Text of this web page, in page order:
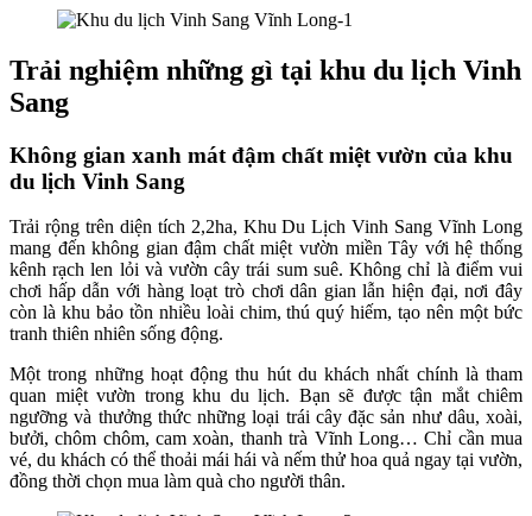
Trải nghiệm những gì tại khu du lịch Vinh
Sang
Không gian xanh mát đậm chất miệt vườn của khu
du lịch Vinh Sang
Trải rộng trên diện tích 2,2ha, Khu Du Lịch Vinh Sang Vĩnh Long
mang đến không gian đậm chất miệt vườn miền Tây với hệ thống
kênh rạch len lỏi và vườn cây trái sum suê. Không chỉ là điểm vui
chơi hấp dẫn với hàng loạt trò chơi dân gian lẫn hiện đại, nơi đây
còn là khu bảo tồn nhiều loài chim, thú quý hiếm, tạo nên một bức
tranh thiên nhiên sống động.
Một trong những hoạt động thu hút du khách nhất chính là tham
quan miệt vườn trong khu du lịch. Bạn sẽ được tận mắt chiêm
ngưỡng và thưởng thức những loại trái cây đặc sản như dâu, xoài,
bưởi, chôm chôm, cam xoàn, thanh trà Vĩnh Long… Chỉ cần mua
vé, du khách có thể thoải mái hái và nếm thử hoa quả ngay tại vườn,
đồng thời chọn mua làm quà cho người thân.